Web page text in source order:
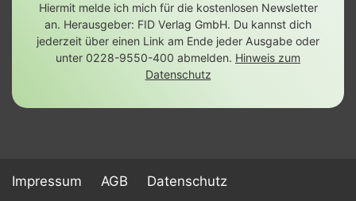
Hiermit melde ich mich für die kostenlosen Newsletter
an. Herausgeber: FID Verlag GmbH. Du kannst dich
jederzeit über einen Link am Ende jeder Ausgabe oder
unter 0228-9550-400 abmelden. Hinweis zum
Datenschutz
Impressum AGB
Datenschutz